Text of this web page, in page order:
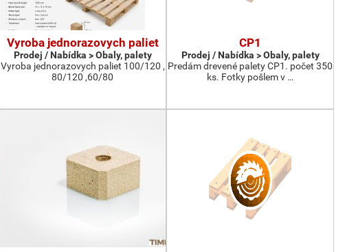
Vyroba jednorazovych paliet
Prodej / Nabídka > Obaly, palety
Vyroba jednorazovych paliet 100/120 ,
80/120 ,60/80
CP1
Prodej / Nabídka > Obaly, palety
Predám drevené palety CP1. počet 350
ks. Fotky pošlem v …